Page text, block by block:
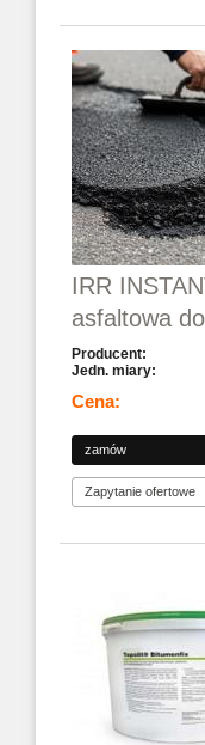
IRR
asfaltowa